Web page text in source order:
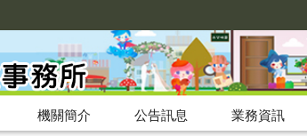
機關簡介 公告訊息 業務資訊